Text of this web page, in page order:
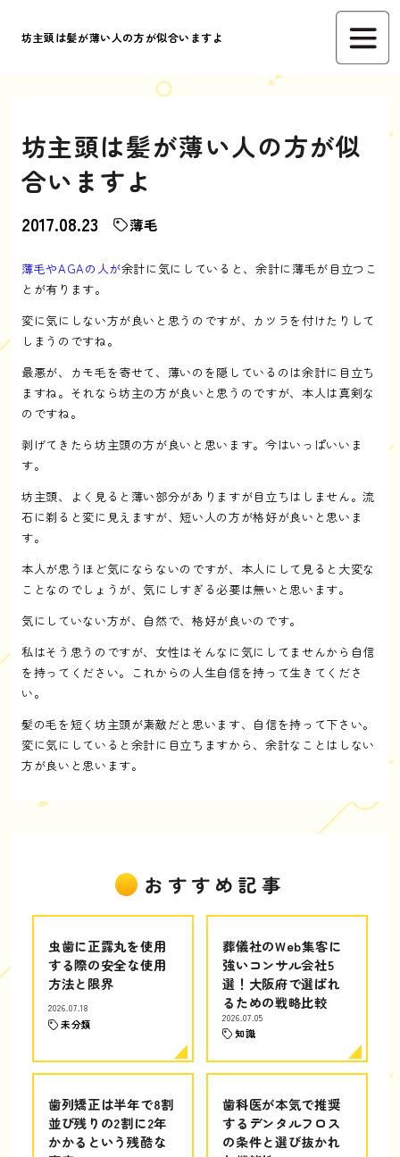
坊主頭は髪が薄い人の方が似合いますよ
坊主頭は髪が薄い人の方が似
合いますよ
2017.08.23 薄毛
薄毛やAGAの人が余計に気にしていると、余計に薄毛が目立つこ
とが有ります。
変に気にしない方が良いと思うのですが、カツラを付けたりして
しまうのですね。
最悪が、カモ毛を寄せて、薄いのを隠しているのは余計に目立ち
ますね。それなら坊主の方が良いと思うのですが、本人は真剣な
のですね。
剥げてきたら坊主頭の方が良いと思います。今はいっぱいいま
す。
坊主頭、よく見ると薄い部分がありますが目立ちはしません。流
石に剃ると変に見えますが、短い人の方が格好が良いと思いま
す。
本人が思うほど気にならないのですが、本人にして見ると大変な
ことなのでしょうが、気にしすぎる必要は無いと思います。
気にしていない方が、自然で、格好が良いのです。
私はそう思うのですが、女性はそんなに気にしてませんから自信
を持ってください。これからの人生自信を持って生きてくださ
い。
髪の毛を短く坊主頭が素敵だと思います、自信を持って下さい。
変に気にしていると余計に目立ちますから、余計なことはしない
方が良いと思います。
おすすめ記事
虫歯に正露丸を使用
する際の安全な使用
方法と限界
2026.07.18
未分類
葬儀社のWeb集客に
強いコンサル会社5
選！大阪府で選ばれ
るための戦略比較
2026.07.05
知識
歯列矯正は半年で8割
並び残りの2割に2年
かかるという残酷な
歯科医が本気で推奨
するデンタルフロス
の条件と選び抜かれ